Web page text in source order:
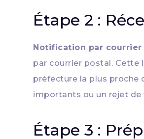
Étape 2 :
Notification par
par courrier postal. Cette
préfecture la plus proche
importants ou un rejet de
Étape 3 :